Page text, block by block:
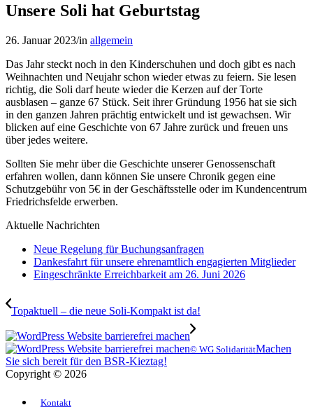
Unsere Soli hat Geburtstag
26. Januar 2023/in allgemein
Das Jahr steckt noch in den Kinderschuhen und doch gibt es nach
Weihnachten und Neujahr schon wieder etwas zu feiern. Sie lesen
richtig, die Soli darf heute wieder die Kerzen auf der Torte
ausblasen – ganze 67 Stück. Seit ihrer Gründung 1956 hat sie sich
in den ganzen Jahren prächtig entwickelt und ist gewachsen. Wir
blicken auf eine Geschichte von 67 Jahre zurück und freuen uns
über jedes weitere.
Sollten Sie mehr über die Geschichte unserer Genossenschaft
erfahren wollen, dann können Sie unsere Chronik gegen eine
Schutzgebühr von 5€ in der Geschäftsstelle oder im Kundencentrum
Friedrichsfelde erwerben.
Aktuelle Nachrichten
Neue Regelung für Buchungsanfragen
Dankesfahrt für unsere ehrenamtlich engagierten Mitglieder
Eingeschränkte Erreichbarkeit am 26. Juni 2026
Topaktuell – die neue Soli-Kompakt ist da!
© WG SolidaritätMachen
Sie sich bereit für den BSR-Kieztag!
Copyright © 2026
Kontakt